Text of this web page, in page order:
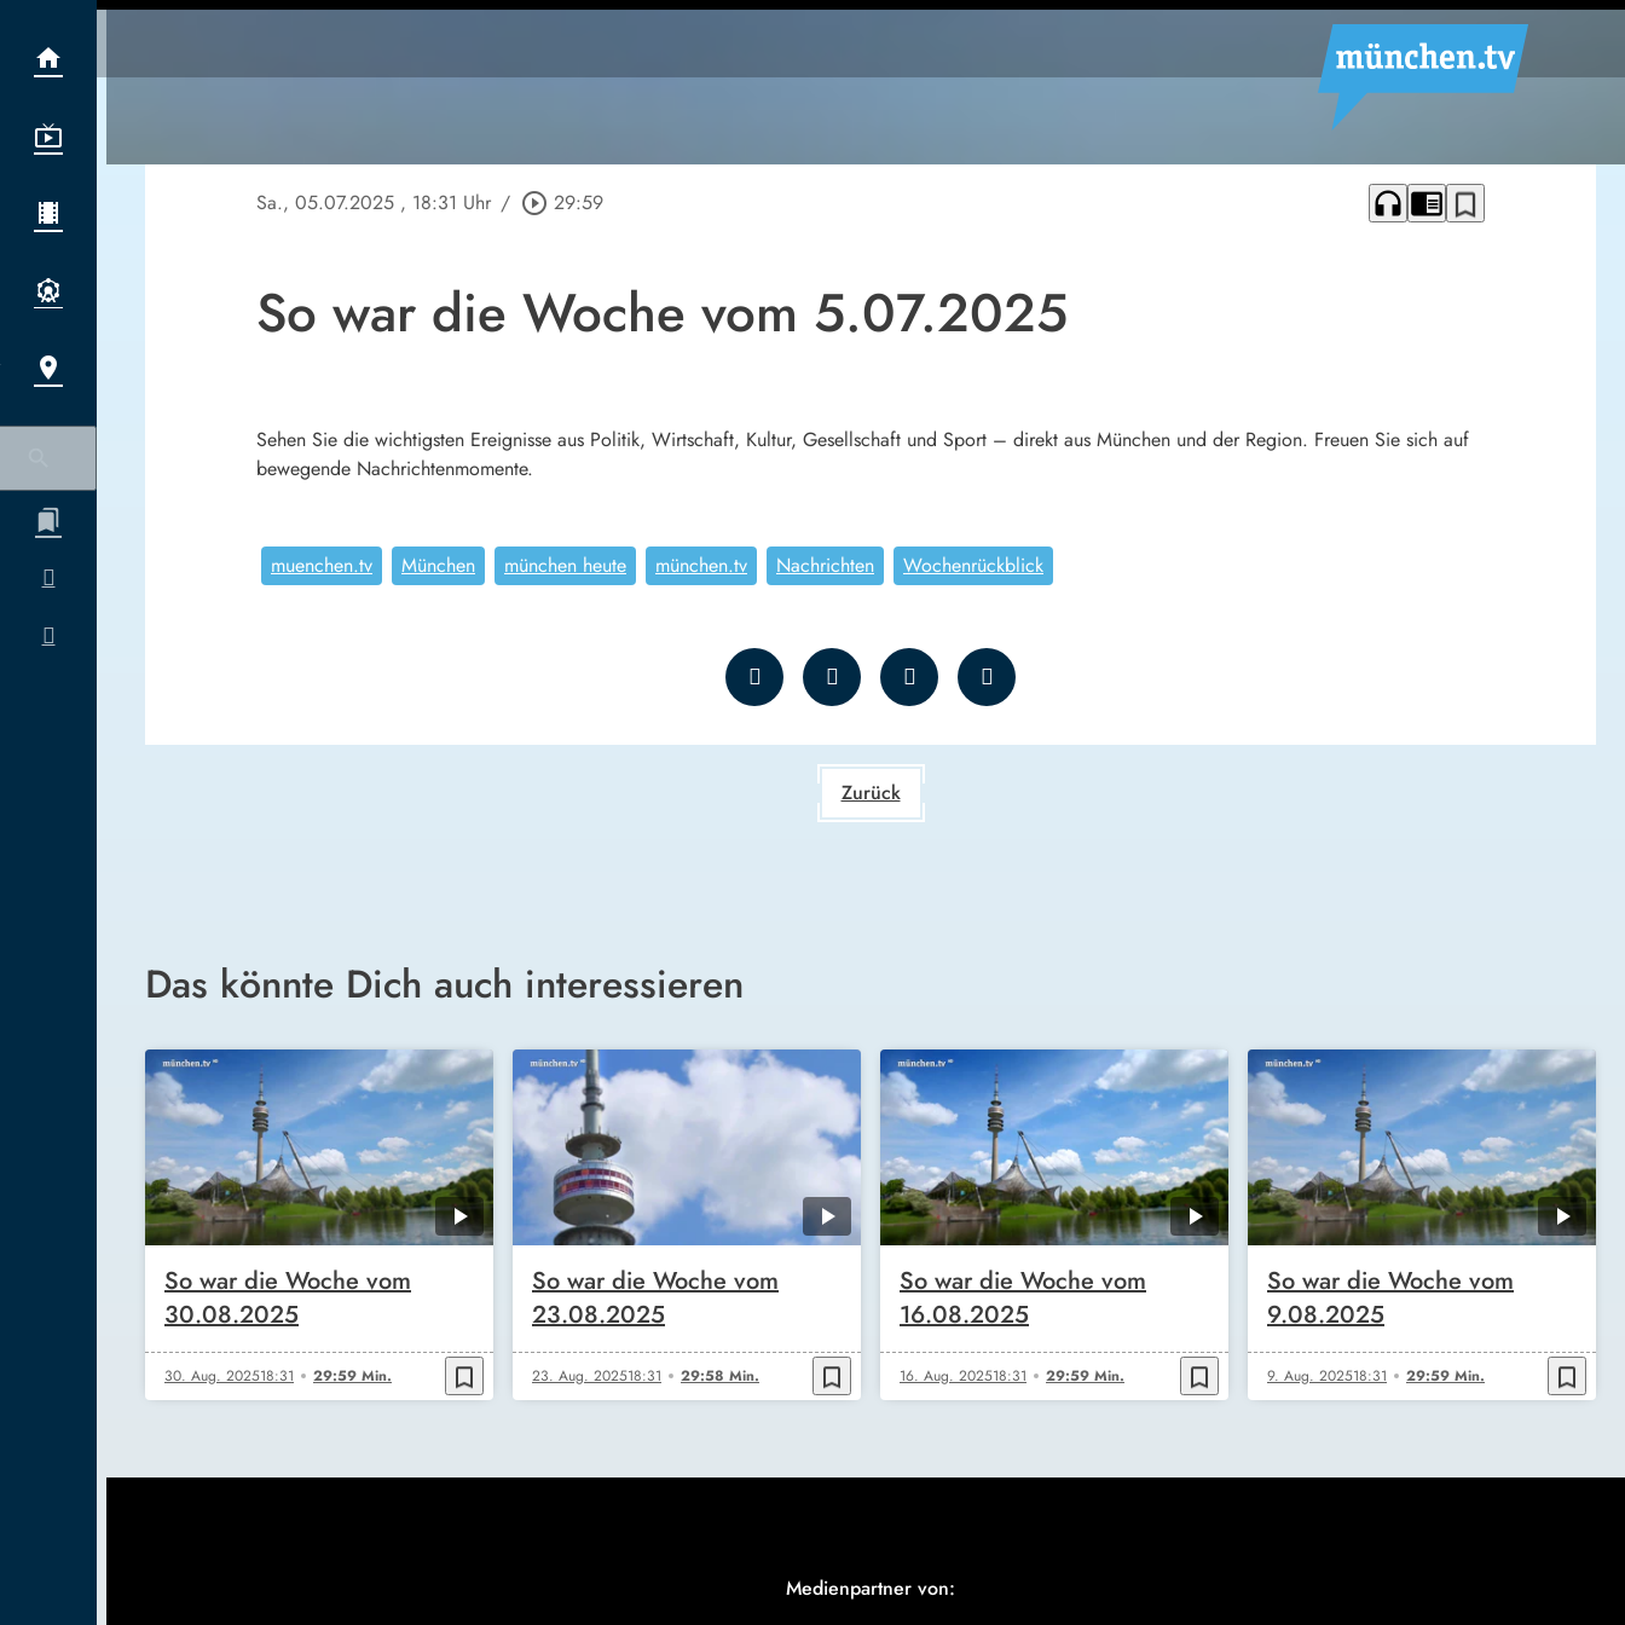
Sa., 05.07.2025 , 18:31 Uhr / play_circle_outline 29:59 headphones chrome_reader_mode bookmark_border
So war die Woche vom 5.07.2025
Sehen Sie die wichtigsten Ereignisse aus Politik, Wirtschaft, Kultur, Gesellschaft und Sport – direkt aus München und der Region. Freuen Sie sich auf
bewegende Nachrichtenmomente.
muenchen.tv München münchen heute münchen.tv Nachrichten Wochenrückblick
Zurück
Das könnte Dich auch interessieren
So war die Woche vom
30.08.2025
30. Aug. 202518:31 29:59 Min. bookmark_border
So war die Woche vom
23.08.2025
23. Aug. 202518:31 29:58 Min. bookmark_border
So war die Woche vom
16.08.2025
16. Aug. 202518:31 29:59 Min. bookmark_border
So war die Woche vom
9.08.2025
9. Aug. 202518:31 29:59 Min. bookmark_border
Medienpartner von: